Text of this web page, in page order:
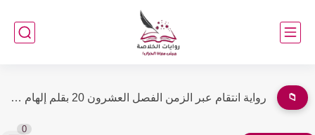
📁 رواية انتقام عبر الزمن الفصل العشرون 20 بقلم إلهام عبد...